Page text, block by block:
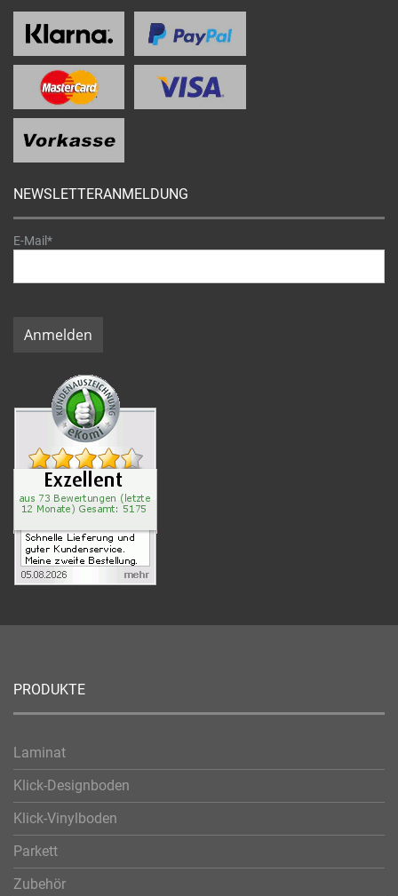
NEWSLETTERANMELDUNG
E-Mail*
Anmelden
PRODUKTE
Laminat
Klick-Designboden
Klick-Vinylboden
Parkett
Zubehör